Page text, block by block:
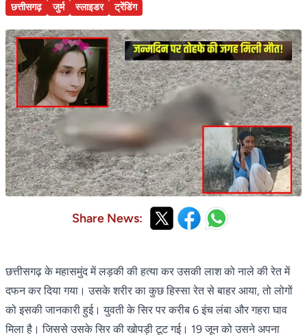
छत्तीसगढ़
जुर्म स्लाइडर ट्रेंडिंग
Share News:
छत्तीसगढ़ के महासमुंद में लड़की की हत्या कर उसकी लाश को नाले की रेत में
दफन कर दिया गया। उसके शरीर का कुछ हिस्सा रेत से बाहर आया, तो लोगों
को इसकी जानकारी हुई। युवती के सिर पर करीब 6 इंच लंबा और गहरा घाव
मिला है। जिससे उसके सिर की खोपड़ी टूट गई। 19 जून को उसने अपना